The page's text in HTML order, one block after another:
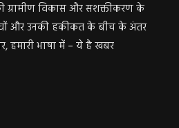
ग्रामीण विकास और सशक्तीकरण के
और उनकी हकीकत के बीच के अंतर
हमारी भाषा में – ये है खबर